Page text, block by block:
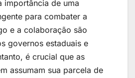
importância de uma
para combater a
e a colaboração são
governos estaduais e
é crucial que as
assumam sua parcela de